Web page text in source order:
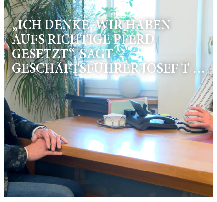
„ICH DENKE, WIR HABEN
AUFS RICHTIGE PFERD
GESETZT“, SAGT
GESCHÄFTSFÜHRER JOSEF T …